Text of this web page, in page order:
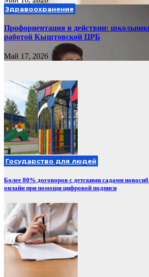
Здравоохранение
Профориентация в действии:
работой Кыштовской ЦРБ
Май 17, 2026
Государство для людей
Более 80% договоров с детскими садами
онлайн при помощи цифровой подписи